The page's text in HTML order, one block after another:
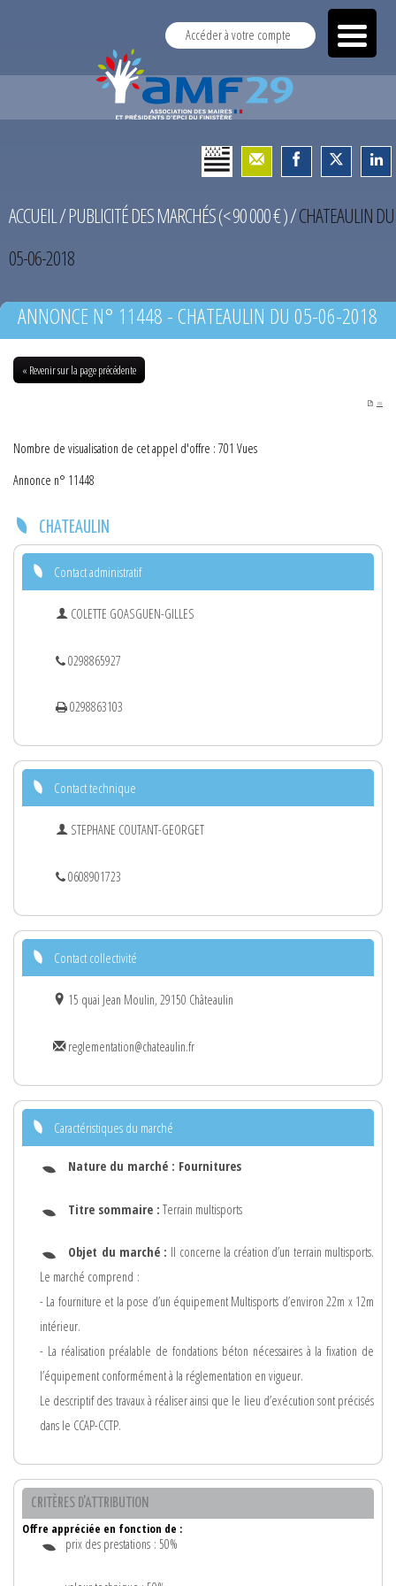
Accéder à votre compte
ACCUEIL/PUBLICITÉ DES MARCHÉS (< 90 000 € )/CHATEAULIN DU
05-06-2018
ANNONCE N° 11448 - CHATEAULIN DU 05-06-2018
« Revenir sur la page précédente
PDF
Nombre de visualisation de cet appel d'offre : 701 Vues
Annonce n° 11448
CHATEAULIN
Contact administratif
COLETTE GOASGUEN-GILLES
0298865927
0298863103
Contact technique
STEPHANE COUTANT-GEORGET
0608901723
Contact collectivité
15 quai Jean Moulin, 29150 Châteaulin
reglementation@chateaulin.fr
Caractéristiques du marché
Nature du marché : Fournitures
Titre sommaire : Terrain multisports
Objet du marché : Il concerne la création d’un terrain multisports.
Le marché comprend :
- La fourniture et la pose d’un équipement Multisports d’environ 22m x 12m
intérieur.
- La réalisation préalable de fondations béton nécessaires à la fixation de
l’équipement conformément à la réglementation en vigueur.
Le descriptif des travaux à réaliser ainsi que le lieu d’exécution sont précisés
dans le CCAP-CCTP.
CRITÈRES D'ATTRIBUTION
Offre appréciée en fonction de :
prix des prestations : 50%